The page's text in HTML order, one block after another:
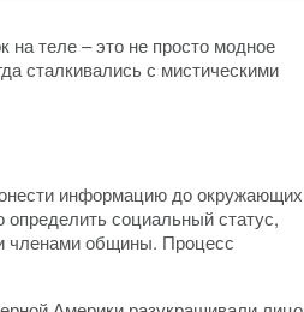
теле – это не просто модное
сталкивались с мистическими
информацию до окружающих
социальный статус,
членами общины. Процесс